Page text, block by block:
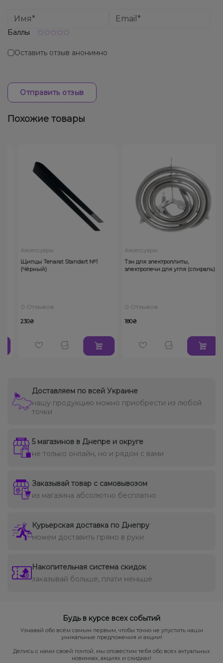
Баллы
Оставить отзыв анонимно
Отправить отзыв
Похожие товары
Аксессуары
Щипцы Tenarat Standart №1
(Чёрный)
0 Отзывов
230₴
Аксессуары
Тэн для электроплиты,
электропечи для угля (спираль)
0 Отзывов
180₴
Доставляем по всей Украине
нашу продукцию можно приобрести из любой
точки
5 магазинов в Днепре и округе
не только онлайн, но и рядом с вами
Заказывай товар с самовывозом
из магазина абсолютно бесплатно
Курьерская доставка по Днепру
можем доставить прямо в руки
Накопительная система скидок
заказывай больше, плати меньше
Будь в курсе всех событий
Узнавай обо всём самым первым, чтобы точно не упустить наши
уникальные предложения и акции!
Делись с нами своей почтой, мы оповестим тебя обо всех актуальных
новинках, акциях и скидках!